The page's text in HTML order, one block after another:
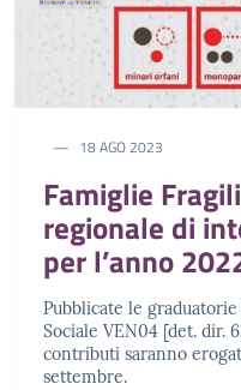
18 AGO 2023
Famiglie
regionale di
per l’anno
Pubblicate le
Sociale VEN04 [det. dir.
contributi saranno
settembre.